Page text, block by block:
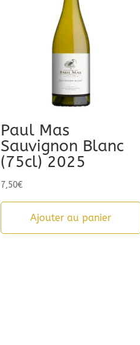
Paul Mas
Sauvignon Blanc
(75cl) 2025
7,50€
Ajouter au panier